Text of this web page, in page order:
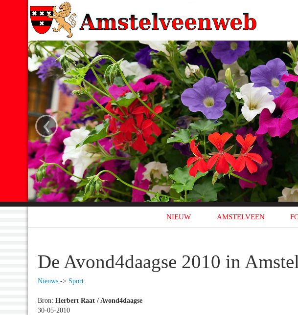
‹
NIEUW AMSTELVEEN
De Avond4daagse 2010 in
Nieuws -> Sport
Bron: Herbert Raat / Avond4daagse
30-05-2010